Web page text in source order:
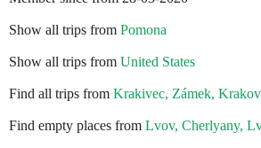
Show all trips from Pomona
Show all trips from United States
Find all trips from Krakіvec, Zámek,
Find empty places from Lvov, Cherlyany,